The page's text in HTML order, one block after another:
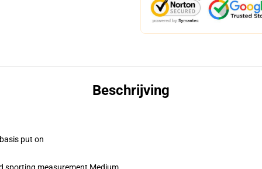
Beschrijving
put on